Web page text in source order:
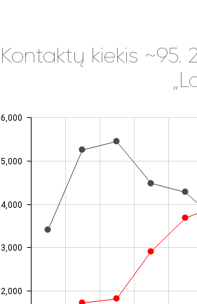
Kontaktų kiekis
2,000
3,000
4,000
5,000
6,000